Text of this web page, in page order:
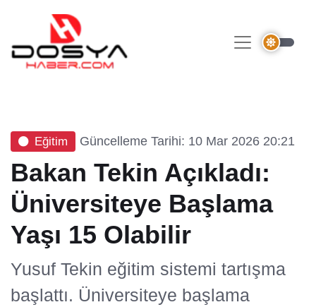
Eğitim Güncelleme Tarihi: 10 Mar 2026 20:21
Bakan Tekin Açıkladı:
Üniversiteye Başlama
Yaşı 15 Olabilir
Yusuf Tekin eğitim sistemi tartışma
başlattı. Üniversiteye başlama